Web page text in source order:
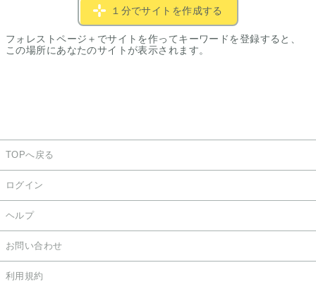
１分でサイトを作成する
フォレストページ＋でサイトを作ってキーワードを登録すると、
この場所にあなたのサイトが表示されます。
TOPへ戻る
ログイン
ヘルプ
お問い合わせ
利用規約